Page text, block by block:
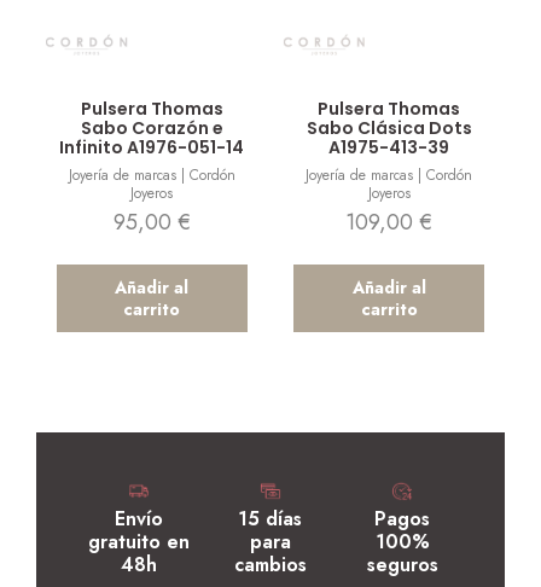
Pulsera Thomas
Sabo Corazón e
Infinito A1976-051-14
Joyería de marcas | Cordón
Joyeros
95,00 €
Añadir al
carrito
Pulsera Thomas
Sabo Clásica Dots
A1975-413-39
Joyería de marcas | Cordón
Joyeros
109,00€
Añadir al
carrito
Envío
gratuito en
48h
15 días
para
cambios
Pagos
100%
seguros